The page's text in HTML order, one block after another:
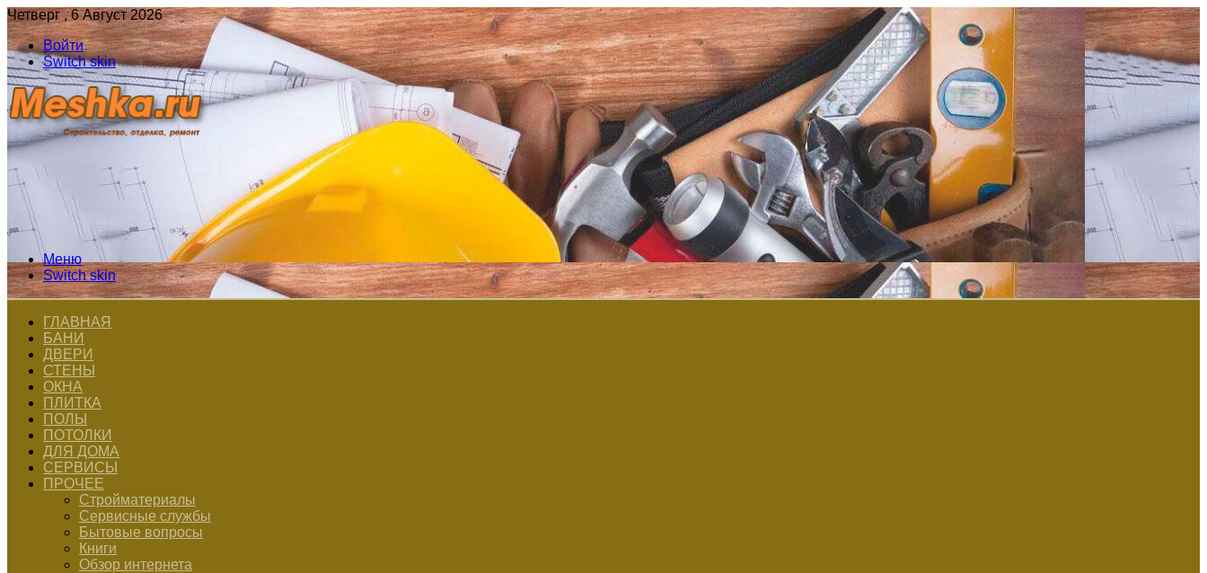
Четверг , 6 Август 2026
Войти
Switch skin
Меню
Switch skin
ГЛАВНАЯ
БАНИ
ДВЕРИ
СТЕНЫ
ОКНА
ПЛИТКА
ПОЛЫ
ПОТОЛКИ
ДЛЯ ДОМА
СЕРВИСЫ
ПРОЧЕЕ
Стройматериалы
Сервисные службы
Бытовые вопросы
Книги
Обзор интернета